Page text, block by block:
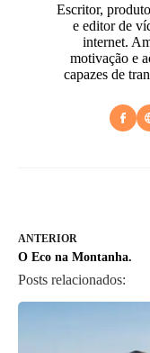
Escritor,
e editor de
internet.
motivação e
capazes de
ANTERIOR
O Eco na Montanha.
Posts relacionados: